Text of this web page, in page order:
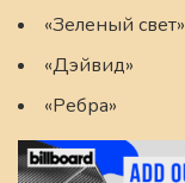
«Зеленый свет»
«Дэйвид»
«Ребра»